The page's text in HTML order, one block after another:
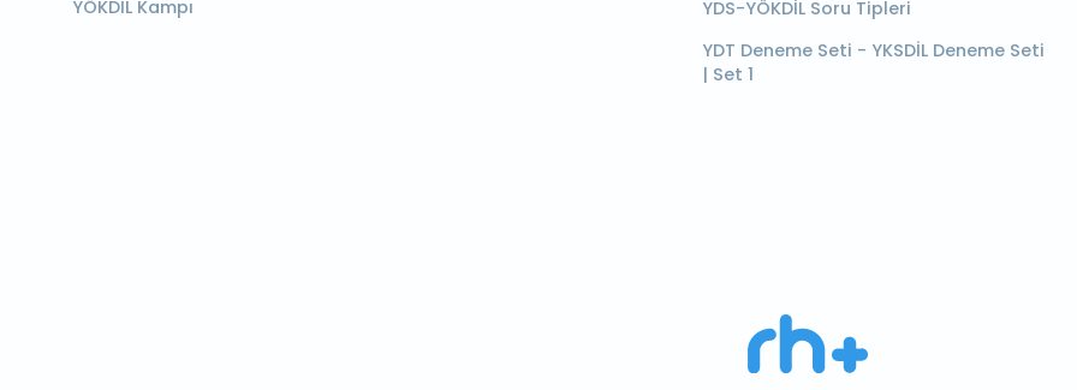
YÖKDİL Kampı
YDS-YÖKDİL Soru Tipleri
YDT Deneme Seti - YKSDİL Deneme Seti
| Set 1